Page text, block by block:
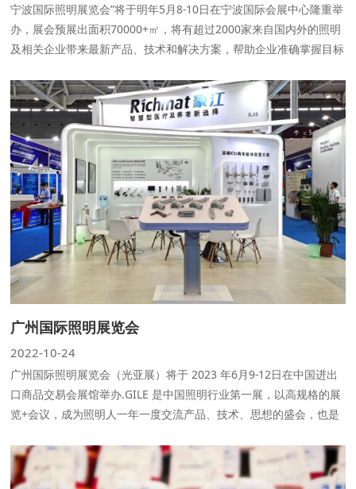
宁波国际照明展览会”将于明年5月8-10日在宁波国际会展中心隆重举
办，展会预展出面积70000+㎡，将有超过2000家来自国内外的照明
及相关企业带来最新产品、技术和解决方案，帮助企业准确掌握目标
广州国际照明展览会
2022-10-24
广州国际照明展览会（光亚展）将于 2023 年6月9-12日在中国进出
口商品交易会展馆举办.GILE 是中国照明行业第一展，以高规格的展
览+会议，成为照明人一年一度交流产品、技术、思想的盛会，也是